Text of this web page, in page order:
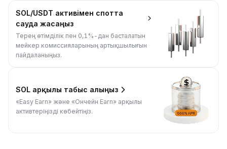
SOL/USDT активімен спотта
сауда жасаңыз
Терең өтімділік пен 0,1%-дан басталатын
мейкер комиссияларының артықшылығын
пайдаланыңыз.
SOL арқылы табыс алыңыз
«Easy Earn» және «Ончейн Earn» арқылы
активтеріңізді көбейтіңіз.